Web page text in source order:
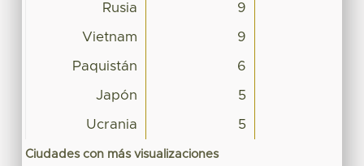
Rusia 9
Vietnam 9
Paquistán 6
Japón 5
Ucrania 5
Ciudades con más visualizaciones